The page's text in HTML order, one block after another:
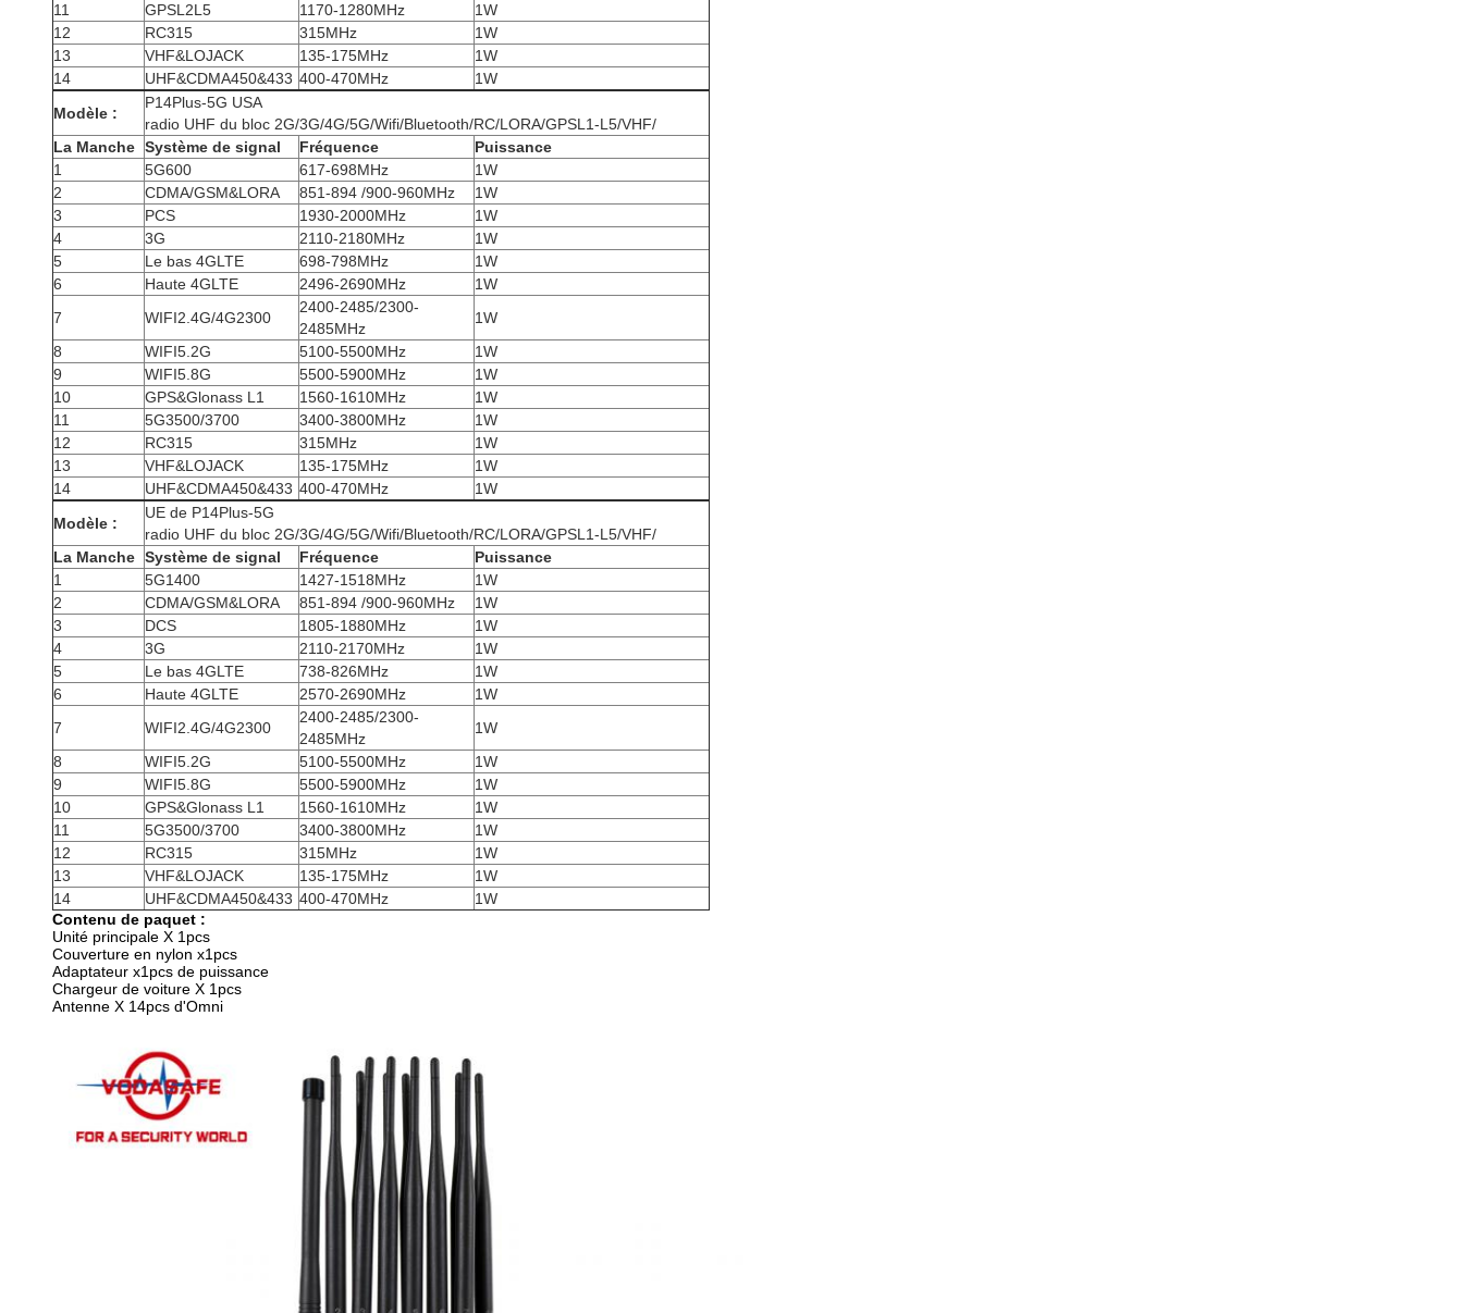
11
GPSL2L5 1170-1280MHz
1W
12
RC315 315MHz
1W
13
VHF&LOJACK 135-175MHz
1W
14
UHF&CDMA450&433 400-470MHz
1W
Modèle :
P14Plus-5G USA
radio UHF du bloc 2G/3G/4G/5G/Wifi/Bluetooth/RC/LORA/GPSL1-L5/VHF/
La Manche Système de signal Fréquence
Puissance
1
5G600 617-698MHz
1W
2
CDMA/GSM&LORA 851-894 /900-960MHz
1W
3
PCS 1930-2000MHz
1W
4
3G 2110-2180MHz
1W
5
Le bas 4GLTE 698-798MHz
1W
6
Haute 4GLTE 2496-2690MHz
1W
7
WIFI2.4G/4G2300
2400-2485/2300-
2485MHz
1W
8
WIFI5.2G 5100-5500MHz
1W
9
WIFI5.8G 5500-5900MHz
1W
10
GPS&Glonass L1 1560-1610MHz
1W
11
5G3500/3700 3400-3800MHz
1W
12
RC315 315MHz
1W
13
VHF&LOJACK 135-175MHz
1W
14
UHF&CDMA450&433 400-470MHz
1W
Modèle :
UE de P14Plus-5G
radio UHF du bloc 2G/3G/4G/5G/Wifi/Bluetooth/RC/LORA/GPSL1-L5/VHF/
La Manche Système de signal Fréquence
Puissance
1
5G1400 1427-1518MHz
1W
2
CDMA/GSM&LORA 851-894 /900-960MHz
1W
3
DCS 1805-1880MHz
1W
4
3G 2110-2170MHz
1W
5
Le bas 4GLTE 738-826MHz
1W
6
Haute 4GLTE 2570-2690MHz
1W
7
WIFI2.4G/4G2300
2400-2485/2300-
2485MHz
1W
8
WIFI5.2G 5100-5500MHz
1W
9
WIFI5.8G 5500-5900MHz
1W
10
GPS&Glonass L1 1560-1610MHz
1W
11
5G3500/3700 3400-3800MHz
1W
12
RC315 315MHz
1W
13
VHF&LOJACK 135-175MHz
1W
14
UHF&CDMA450&433 400-470MHz
1W
Contenu de paquet :
Unité principale X 1pcs
Couverture en nylon x1pcs
Adaptateur x1pcs de puissance
Chargeur de voiture X 1pcs
Antenne X 14pcs d'Omni